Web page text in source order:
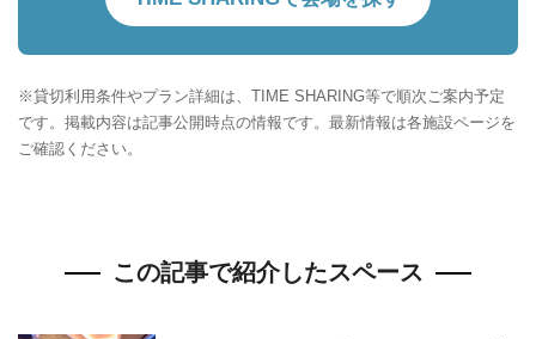
※貸切利用条件やプラン詳細は、TIME SHARING等で順次ご案内予定
です。掲載内容は記事公開時点の情報です。最新情報は各施設ページを
ご確認ください。
この記事で紹介したスペース